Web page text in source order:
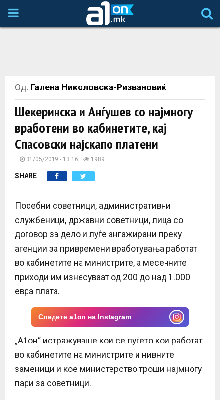
P
M
A
R
M
N
U
Од: Галена Николовска-Ризвановиќ
Шекеринска и Анѓушев со најмногу
вработени во кабинетите, кај
Спасовски најскапо платени
31/05/2019 - 13:16 1989
SHARE
Посебни советници, административни
службеници, државни советници, лица со
договор за дело и луѓе ангажирани преку
агенции за привремени вработувања работат
во кабинетите на министрите, a месечните
приходи им изнесуваат од 200 до над 1.000
евра плата.
Следете a1on на Instagram
„А1он“ истражуваше кои се луѓето кои работат
во кабинетите на министрите и нивните
заменици и кое министерство троши најмногу
пари за советници.